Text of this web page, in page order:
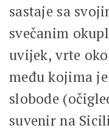
sastaje sa
svečanim
uvijek, vrte
među kojima
slobode
suvenir na